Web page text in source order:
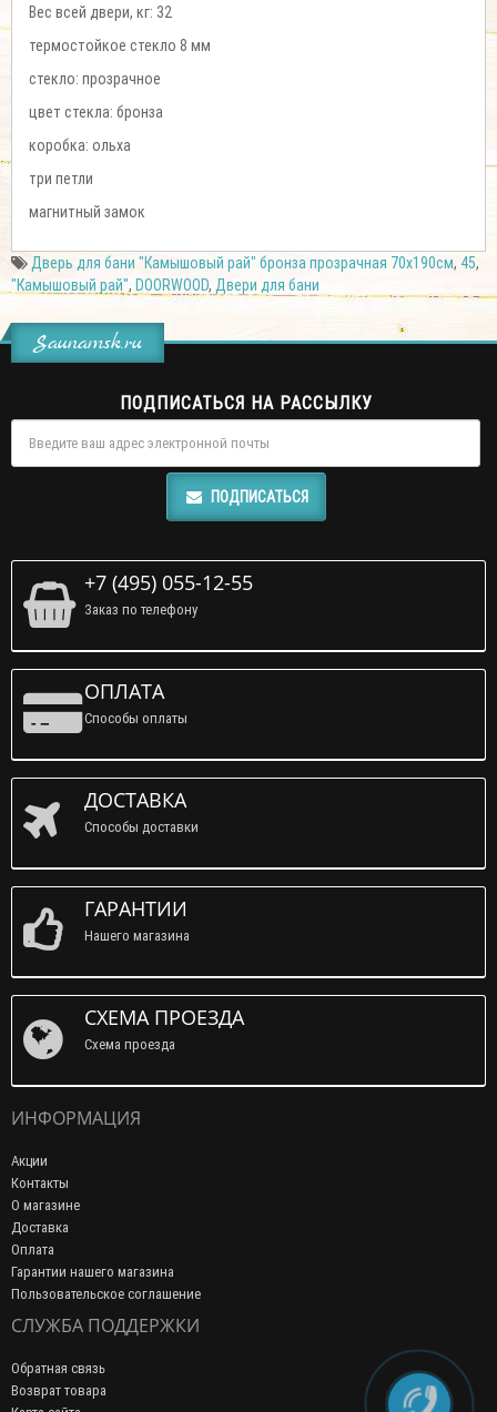
Вес всей двери, кг: 32
термостойкое стекло 8 мм
стекло: прозрачное
цвет стекла: бронза
коробка: ольха
три петли
магнитный замок
Дверь для бани "Камышовый рай" бронза прозрачная 70х190см, 45,
"Камышовый рай", DOORWOOD, Двери для бани
Saunamsk.ru
ПОДПИСАТЬСЯ НА РАССЫЛКУ
ПОДПИСАТЬСЯ
+7 (495) 055-12-55
Заказ по телефону
ОПЛАТА
Способы оплаты
ДОСТАВКА
Способы доставки
ГАРАНТИИ
Нашего магазина
СХЕМА ПРОЕЗДА
Схема проезда
ИНФОРМАЦИЯ
Акции
Контакты
О магазине
Доставка
Оплата
Гарантии нашего магазина
Пользовательское соглашение
СЛУЖБА ПОДДЕРЖКИ
Обратная связь
Возврат товара